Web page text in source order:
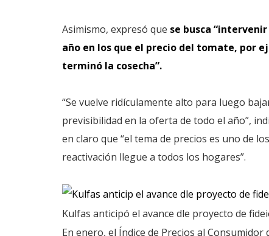
Asimismo, expresó que se busca
año en los que el precio del tomate, por
terminó la cosecha”.
“Se vuelve ridículamente alto para luego
previsibilidad en la oferta de todo el año”,
en claro que “el tema de precios es uno de
reactivación llegue a todos los hogares”.
Kulfas anticipó el avance dle proyecto de
En enero, el Índice de Precios al Consumidor